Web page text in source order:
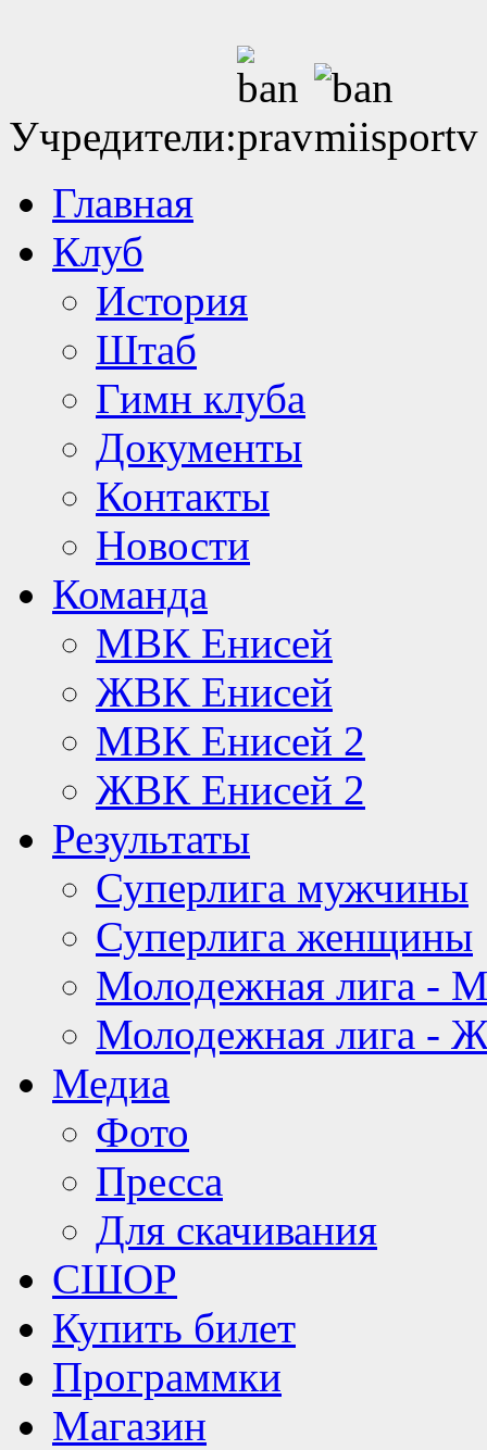
Учредители:
Главная
Клуб
История
Штаб
Гимн клуба
Документы
Контакты
Новости
Команда
МВК Енисей
ЖВК Енисей
МВК Енисей 2
ЖВК Енисей 2
Результаты
Суперлига мужчины
Суперлига женщины
Молодежная лига -
Молодежная лига -
Медиа
Фото
Пресса
Для скачивания
СШОР
Купить билет
Программки
Магазин